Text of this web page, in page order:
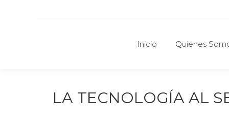
Inicio Quienes
LA TECNOLOGÍA AL
Inicio Quienes